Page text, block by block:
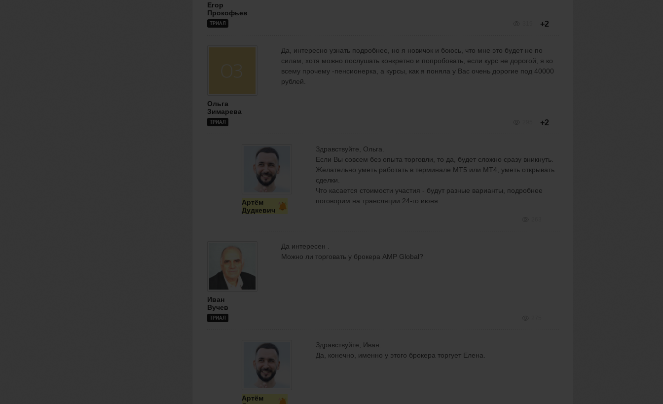
Егор
Прокофьев
ТРИАЛ +2
Ольга
Зимарева
ТРИАЛ
Да, интересно узнать подробнее, но я новичок и боюсь, что мне это будет не по
силам, хотя можно послушать конкретно и попробовать, если курс не дорогой, я ко
всему прочему -пенсионерка, а курсы, как я поняла у Вас очень дорогие под 40000
рублей.
+2
Артём
Дудкевич
Здравствуйте, Ольга.
Если Вы совсем без опыта торговли, то да, будет сложно сразу вникнуть.
Желательно уметь работать в терминале MT5 или MT4, уметь открывать
сделки.
Что касается стоимости участия - будут разные варианты, подробнее
поговорим на трансляции 24-го июня.
Иван
Вучев
ТРИАЛ
Да интересен .
Можно ли торговать у брокера AMP Global?
Артём
Здравствуйте, Иван.
Да, конечно, именно у этого брокера торгует Елена.